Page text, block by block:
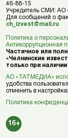
46-88-15
Учредитель СМИ:
Для сообщений о
ch_izvest@mail.ru
Политика о
Антикоррупционная
Частичное или
«Челнинские
только при
АО «ТАТМЕДИА»
удобства
отменить в
Политика
16+